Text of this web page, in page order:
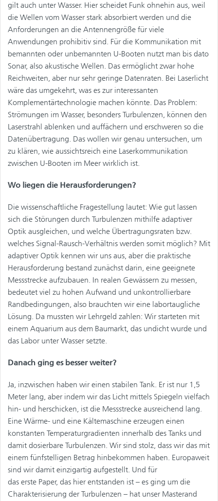
gilt auch unter Wasser. Hier scheidet Funk ohnehin aus, weil
die Wellen vom Wasser stark absorbiert werden und die
Anforderungen an die Antennengröße für viele
Anwendungen prohibitiv sind. Für die Kommunikation mit
bemannten oder unbemannten U-Booten nutzt man bis dato
Sonar, also akustische Wellen. Das ermöglicht zwar hohe
Reichweiten, aber nur sehr geringe Datenraten. Bei Laserlicht
wäre das umgekehrt, was es zur interessanten
Komplementärtechnologie machen könnte. Das Problem:
Strömungen im Wasser, besonders Turbulenzen, können den
Laserstrahl ablenken und auffächern und erschweren so die
Datenübertragung. Das wollen wir genau untersuchen, um
zu klären, wie aussichtsreich eine Laserkommunikation
zwischen U-Booten im Meer wirklich ist.
Wo liegen die Herausforderungen?
Die wissenschaftliche Fragestellung lautet: Wie gut lassen
sich die Störungen durch Turbulenzen mithilfe adaptiver
Optik ausgleichen, und welche Übertragungsraten bzw.
welches Signal-Rausch-Verhältnis werden somit möglich? Mit
adaptiver Optik kennen wir uns aus, aber die praktische
Herausforderung bestand zunächst darin, eine geeignete
Messstrecke aufzubauen. In realen Gewässern zu messen,
bedeutet viel zu hohen Aufwand und unkontrollierbare
Randbedingungen, also brauchten wir eine labortaugliche
Lösung. Da mussten wir Lehrgeld zahlen: Wir starteten mit
einem Aquarium aus dem Baumarkt, das undicht wurde und
das Labor unter Wasser setzte.
Danach ging es besser weiter?
Ja, inzwischen haben wir einen stabilen Tank. Er ist nur 1,5
Meter lang, aber indem wir das Licht mittels Spiegeln vielfach
hin- und herschicken, ist die Messstrecke ausreichend lang.
Eine Wärme- und eine Kältemaschine erzeugen einen
konstanten Temperaturgradienten innerhalb des Tanks und
damit dosierbare Turbulenzen. Wir sind stolz, dass wir das mit
einem fünfstelligen Betrag hinbekommen haben. Europaweit
sind wir damit einzigartig aufgestellt. Und für
das erste Paper, das hier entstanden ist – es ging um die
Charakterisierung der Turbulenzen – hat unser Masterand